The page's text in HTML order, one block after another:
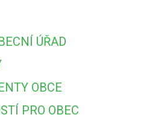
ÚŘAD
OBCE
PRO OBEC